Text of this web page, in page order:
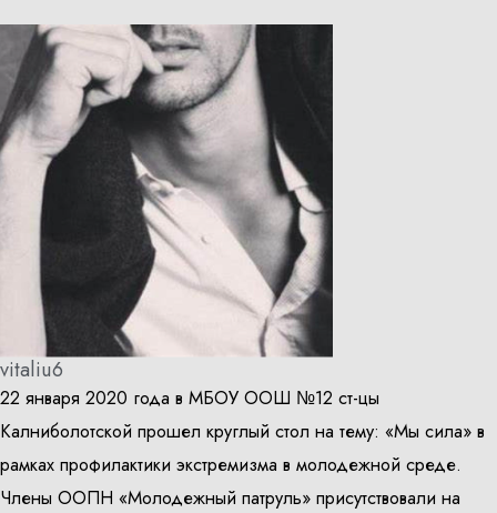
vitaliu6
22 января 2020 года в МБОУ ООШ №12 ст-цы
Калниболотской прошел круглый стол на тему: «Мы сила» в
рамках профилактики экстремизма в молодежной среде.
Члены ООПН «Молодежный патруль» присутствовали на